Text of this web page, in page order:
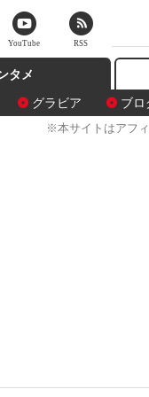
タメ
グラビア
ブロ
※本サイトはアフ
YouTube RSS